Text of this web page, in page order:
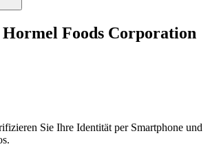
Foods Corporation
Sie Ihre Identität per Smartphone und